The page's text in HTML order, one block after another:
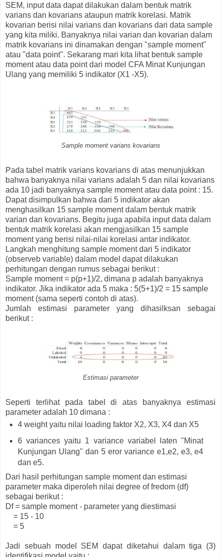
SEM, input data dapat dilakukan dalam bentuk matrik
varians dan kovarians ataupun matrik korelasi. Matrik
kovarian berisi nilai varians dan kovarians dari data sample
yang kita miliki. Banyaknya nilai varian dan kovarian dalam
matrik kovarians ini dinamakan dengan "sample moment"
atau "data point". Sekarang mari kita lihat bentuk sample
moment atau data point dari model CFA Minat Kunjungan
Ulang yang memiliki 5 indikator (X1 -X5).
Sample moment varians kovarians
Pada tabel matrik varians kovarians di atas menunjukkan
bahwa banyaknya nilai varians adalah 5 dan nilai kovarians
ada 10 jadi banyaknya sample moment atau data point : 15.
Dapat disimpulkan bahwa dari 5 indikator akan
menghasilkan 15 sample moment dalam bentuk matrik
varian dan kovarians. Begitu juga apabila input data dalam
bentuk matrik korelasi akan mengjasilkan 15 sample
moment yang berisi nilai-nilai korelasi antar indikator.
Langkah menghitung sample moment dari 5 indikator
(observeb variable) dalam model dapat dilakukan
perhitungan dengan rumus sebagai berikut :
Sample moment = p(p+1)/2, dimana p adalah banyaknya
indikator. Jika indikator ada 5 maka : 5(5+1)/2 = 15 sample
moment (sama seperti contoh di atas).
Jumlah estimasi parameter yang dihasilksan sebagai
berikut :
Estimasi parameter
Seperti terlihat pada tabel di atas banyaknya estimasi
parameter adalah 10 dimana :
4 weight yaitu nilai loading faktor X2, X3, X4 dan X5
6 variances yaitu 1 variance variabel laten "Minat
Kunjungan Ulang" dan 5 eror variance e1,e2, e3, e4
dan e5.
Dari hasil perhitungan sample moment dan estimasi
parameter maka diperoleh nilai degree of fredom (df)
sebagai berikut :
Df = sample moment - parameter yang diestimasi
= 15 - 10
= 5
Jadi sebuah model SEM dapat diketahui dalam tiga (3)